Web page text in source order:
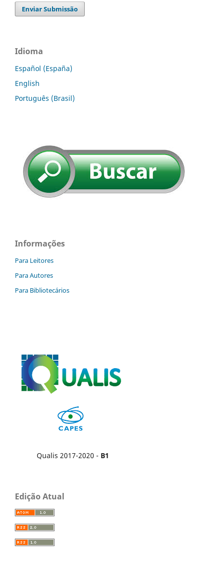
Enviar Submissão
Idioma
Español (España)
English
Português (Brasil)
Informações
Para Leitores
Para Autores
Para Bibliotecários
Qualis 2017-2020 - B1
Edição Atual